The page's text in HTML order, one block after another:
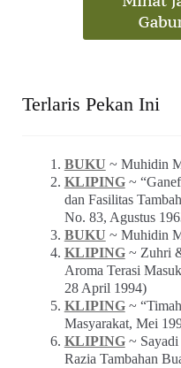
Terlaris Pekan Ini
BUKU ~ Muhidin
KLIPING~
dan Fasilitas
No. 83, Agustus
BUKU ~ Muhidin
KLIPING~ Zuhri
Aroma Terasi
28 April 1994)
KLIPING~
Masyarakat, Mei
KLIPING~ Sayadi
Razia Tambahan